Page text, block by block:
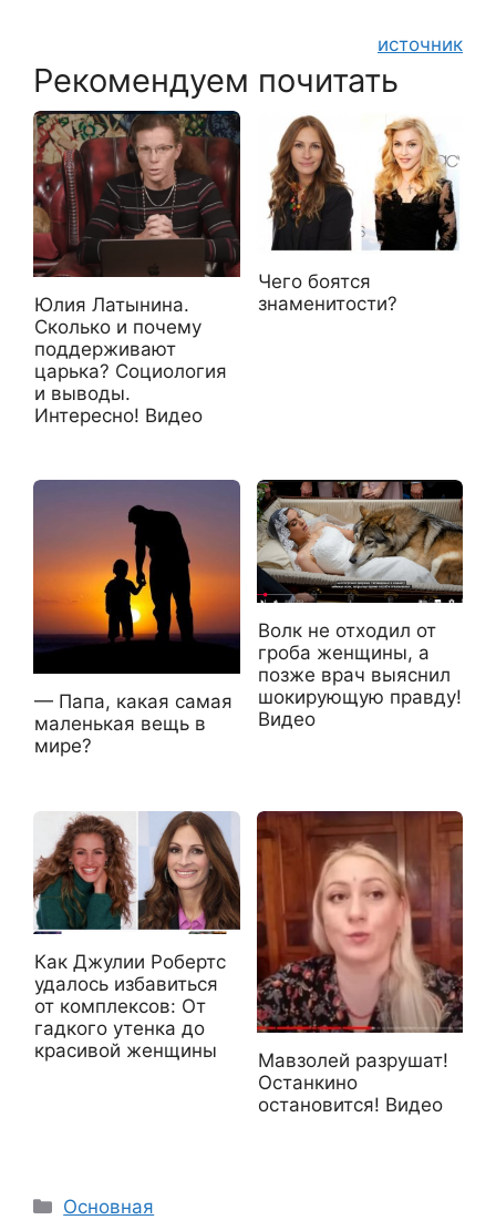
источник
Рекомендуем почитать
Юлия Латынина.
Сколько и почему
поддерживают
царька? Социология
и выводы.
Интересно! Видео
Чего боятся
знаменитости?
— Папа, какая самая
маленькая вещь в
мире?
Волк не отходил от
гроба женщины, а
позже врач выяснил
шокирующую правду!
Видео
Как Джулии Робертс
удалось избавиться
от комплексов: От
гадкого утенка до
красивой женщины
Мавзолей разрушат!
Останкино
остановится! Видео
Рубрики
Основная